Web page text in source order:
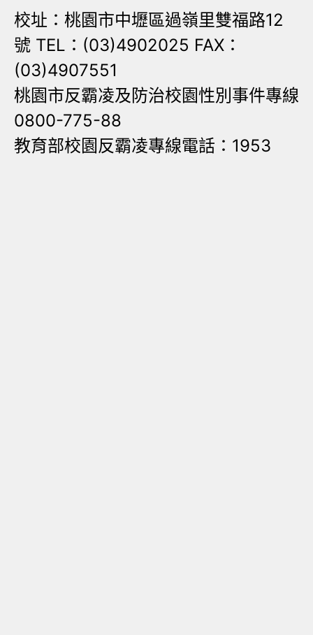
校址：桃園市中壢區過嶺里雙福路12
號 TEL：(03)4902025 FAX：
(03)4907551
桃園市反霸凌及防治校園性別事件專線
0800-775-88
教育部校園反霸凌專線電話：1953